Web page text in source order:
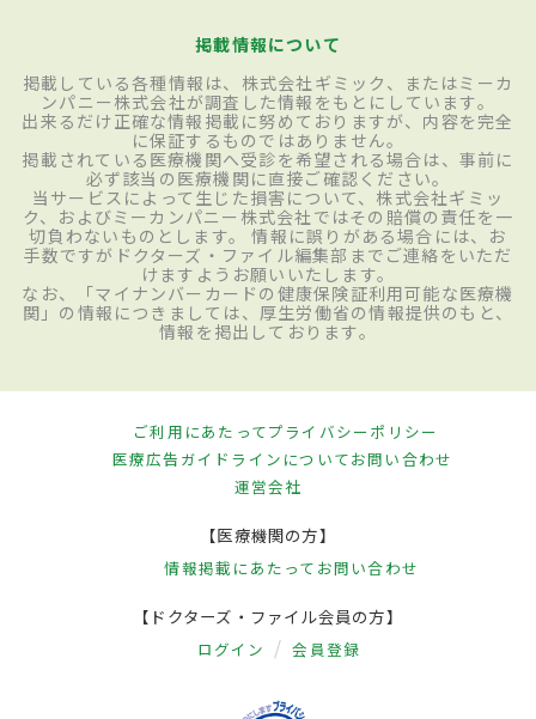
掲載情報について
掲載している各種情報は、株式会社ギミック、またはミーカ
ンパニー株式会社が調査した情報をもとにしています。
出来るだけ正確な情報掲載に努めておりますが、内容を完全
に保証するものではありません。
掲載されている医療機関へ受診を希望される場合は、事前に
必ず該当の医療機関に直接ご確認ください。
当サービスによって生じた損害について、株式会社ギミッ
ク、およびミーカンパニー株式会社ではその賠償の責任を一
切負わないものとします。 情報に誤りがある場合には、お
手数ですがドクターズ・ファイル編集部までご連絡をいただ
けますようお願いいたします。
なお、「マイナンバーカードの健康保険証利用可能な医療機
関」の情報につきましては、厚生労働省の情報提供のもと、
情報を掲出しております。
ご利用にあたってプライバシーポリシー
医療広告ガイドラインについてお問い合わせ
運営会社
【医療機関の方】
情報掲載にあたって お問い合わせ
【ドクターズ・ファイル会員の方】
ログイン 会員登録